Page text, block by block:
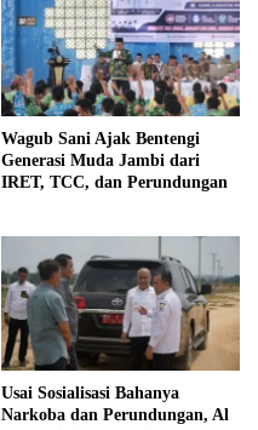
Wagub Sani Ajak Bentengi
Generasi Muda Jambi dari
IRET, TCC, dan Perundungan
Usai Sosialisasi Bahanya
Narkoba dan Perundungan, Al